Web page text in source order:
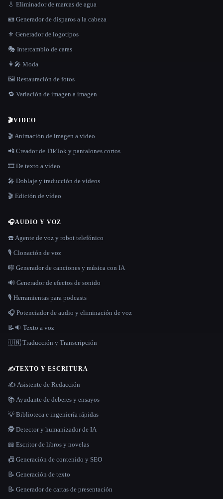
💧 Eliminador de marcas de agua
🪪 Generador de disparos a la cabeza
⚜️ Generador de logotipos
🎭 Intercambio de caras
👩‍🎤 Moda
🖼️ Restauración de fotos
🔁 Variación de imagen a imagen
🎬VIDEO
🎬 Animación de imagen a vídeo
📲 Creador de TikTok y pantalones cortos
🎞️ De texto a vídeo
🎤 Doblaje y traducción de vídeos
🎬 Edición de vídeo
🎧AUDIO Y VOZ
☎️ Agente de voz y robot telefónico
🎙️ Clonación de voz
🎼 Generador de canciones y música con IA
🔊 Generador de efectos de sonido
🎙️ Herramientas para podcasts
🎧 Potenciador de audio y eliminación de voz
📝🔉 Texto a voz
🇺🇳 Traducción y Transcripción
✍️TEXTO Y ESCRITURA
✍️ Asistente de Redacción
📚 Ayudante de deberes y ensayos
💡 Biblioteca e ingeniería rápidas
🕵️ Detector y humanizador de IA
📖 Escritor de libros y novelas
📠 Generación de contenido y SEO
📝 Generación de texto
📝 Generador de cartas de presentación